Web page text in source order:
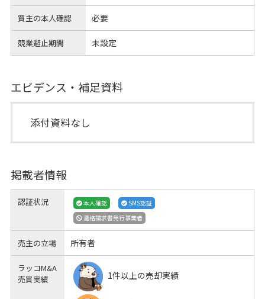
買主の本人確認 必要
競業避止期間 未設定
エビデンス・補足資料
添付資料なし
掲載者情報
認証状況 本人確認
SMS認証
適格請求書発行事業者
売主の立場 所有者
ラッコM&A
売買実績
1件以上の売却実績